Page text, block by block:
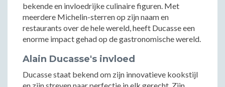
bekende en invloedrijke culinaire figuren. Met
meerdere Michelin-sterren op zijn naam en
restaurants over de hele wereld, heeft Ducasse een
enorme impact gehad op de gastronomische wereld.
Alain Ducasse's invloed
Ducasse staat bekend om zijn innovatieve kookstijl